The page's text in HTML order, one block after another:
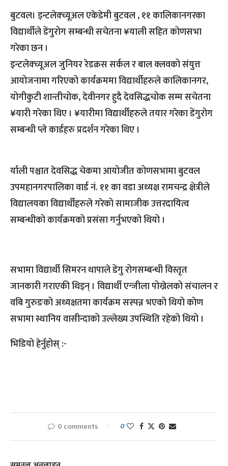
बुटवल। इन्टलेक्च्यूअल एकेडेमी बुटवल , ११ कालिकानगरका
विद्यार्थीले डेंगुरोग सम्बन्धी सचेतना ¥याली सहित कोणसभा
गरेका छन ।
इन्टलेक्च्यूअल जुनियर रेडक्रस सर्कल र बाल क्लवको संयुत्त
आयोजनामा गरिएको कार्यक्रममा विद्यार्थीहरुले कालिकानगर,
योगीकुटी शान्तीचोक, देवीनगर हुदै देवसिद्धचोक सम्म सचेतना
¥यारी गरेका थिए । ¥यारीमा विद्यार्थीहरुले तयार गरेका डेंगुरोग
सम्बन्धी प्ले कार्डहरु प्रदर्शन गरेका थिए ।
र्याली पश्चात देवसिद्ध चेकमा आयोजीत कोणसभामा बुटवल
उपमहानगरपालिका वार्ड नं. ११ का वडा अध्यक्ष रामचन्द्र क्षेत्रीले
विद्यालयका विद्यार्थीहरुले गरेको सामाजीक उत्तरदायित्व
सम्बन्धीको कार्यक्रमको प्रसंसा गर्नुभएको थियो ।
सभामा विद्यार्थी सिमरन थापाले डेंगु रोगसम्बन्धी विस्तृत
जानकारी गराएकी थिइन् । विद्यार्थी एन्जीला पोख्रेलको संचालन र
वबि गुरुङको अध्यक्षतमा कार्यक्रम सस्पन्न भएको थियो कोण
सभामा स्थानिय वासीन्दाको उल्लेख्य उपस्थिति रहेको थियो ।
भिडियो हेर्नुहोस् :-
0 comments 0